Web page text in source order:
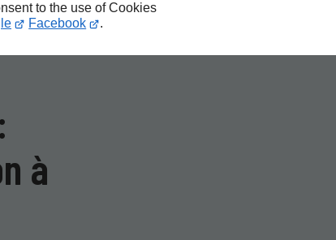
to the use of Cookies
Facebook .
à